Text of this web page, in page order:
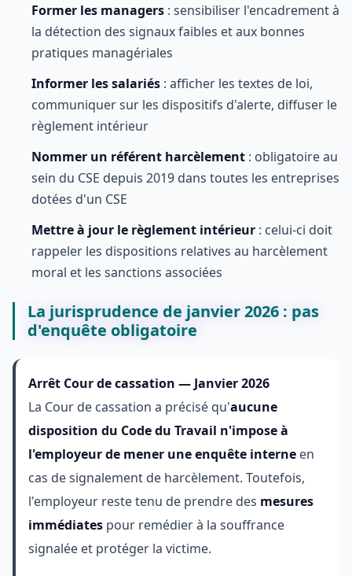
Former les managers : sensibiliser l'encadrement à
la détection des signaux faibles et aux bonnes
pratiques managériales
Informer les salariés : afficher les textes de loi,
communiquer sur les dispositifs d'alerte, diffuser le
règlement intérieur
Nommer un référent harcèlement : obligatoire au
sein du CSE depuis 2019 dans toutes les entreprises
dotées d'un CSE
Mettre à jour le règlement intérieur : celui-ci doit
rappeler les dispositions relatives au harcèlement
moral et les sanctions associées
La jurisprudence de janvier 2026 : pas
d'enquête obligatoire
Arrêt Cour de cassation — Janvier 2026
La Cour de cassation a précisé qu'aucune
disposition du Code du Travail n'impose à
l'employeur de mener une enquête interne en
cas de signalement de harcèlement. Toutefois,
l'employeur reste tenu de prendre des mesures
immédiates pour remédier à la souffrance
signalée et protéger la victime.